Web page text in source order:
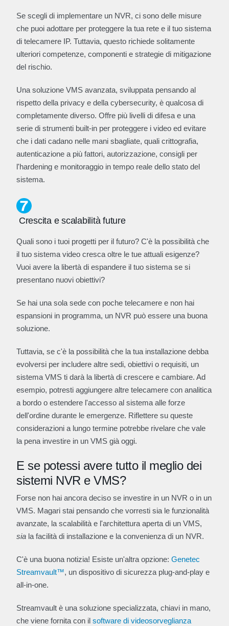
Se scegli di implementare un NVR, ci sono delle misure
che puoi adottare per proteggere la tua rete e il tuo sistema
di telecamere IP. Tuttavia, questo richiede solitamente
ulteriori competenze, componenti e strategie di mitigazione
del rischio.
Una soluzione VMS avanzata, sviluppata pensando al
rispetto della privacy e della cybersecurity, è qualcosa di
completamente diverso. Offre più livelli di difesa e una
serie di strumenti built-in per proteggere i video ed evitare
che i dati cadano nelle mani sbagliate, quali crittografia,
autenticazione a più fattori, autorizzazione, consigli per
l'hardening e monitoraggio in tempo reale dello stato del
sistema.
Crescita e scalabilità future
Quali sono i tuoi progetti per il futuro? C'è la possibilità che
il tuo sistema video cresca oltre le tue attuali esigenze?
Vuoi avere la libertà di espandere il tuo sistema se si
presentano nuovi obiettivi?
Se hai una sola sede con poche telecamere e non hai
espansioni in programma, un NVR può essere una buona
soluzione.
Tuttavia, se c'è la possibilità che la tua installazione debba
evolversi per includere altre sedi, obiettivi o requisiti, un
sistema VMS ti darà la libertà di crescere e cambiare. Ad
esempio, potresti aggiungere altre telecamere con analitica
a bordo o estendere l'accesso al sistema alle forze
dell'ordine durante le emergenze. Riflettere su queste
considerazioni a lungo termine potrebbe rivelare che vale
la pena investire in un VMS già oggi.
E se potessi avere tutto il meglio dei
sistemi NVR e VMS?
Forse non hai ancora deciso se investire in un NVR o in un
VMS. Magari stai pensando che vorresti sia le funzionalità
avanzate, la scalabilità e l'architettura aperta di un VMS,
sia la facilità di installazione e la convenienza di un NVR.
C'è una buona notizia! Esiste un'altra opzione: Genetec
Streamvault™, un dispositivo di sicurezza plug-and-play e
all-in-one.
Streamvault è una soluzione specializzata, chiavi in mano,
che viene fornita con il software di videosorveglianza